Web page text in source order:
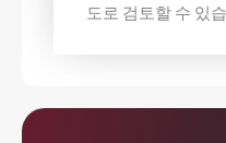
도로 검토할 수 있